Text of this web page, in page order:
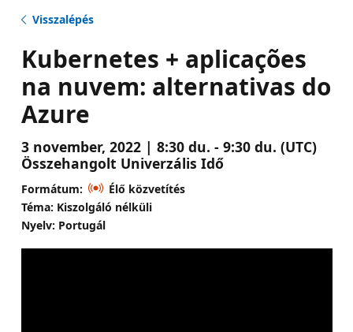
Visszalépés
Kubernetes + aplicações
na nuvem: alternativas do
Azure
3 november, 2022 | 8:30 du. - 9:30 du. (UTC)
Összehangolt Univerzális Idő
Formátum:
Élő közvetítés
Téma: Kiszolgáló nélküli
Nyelv: Portugál